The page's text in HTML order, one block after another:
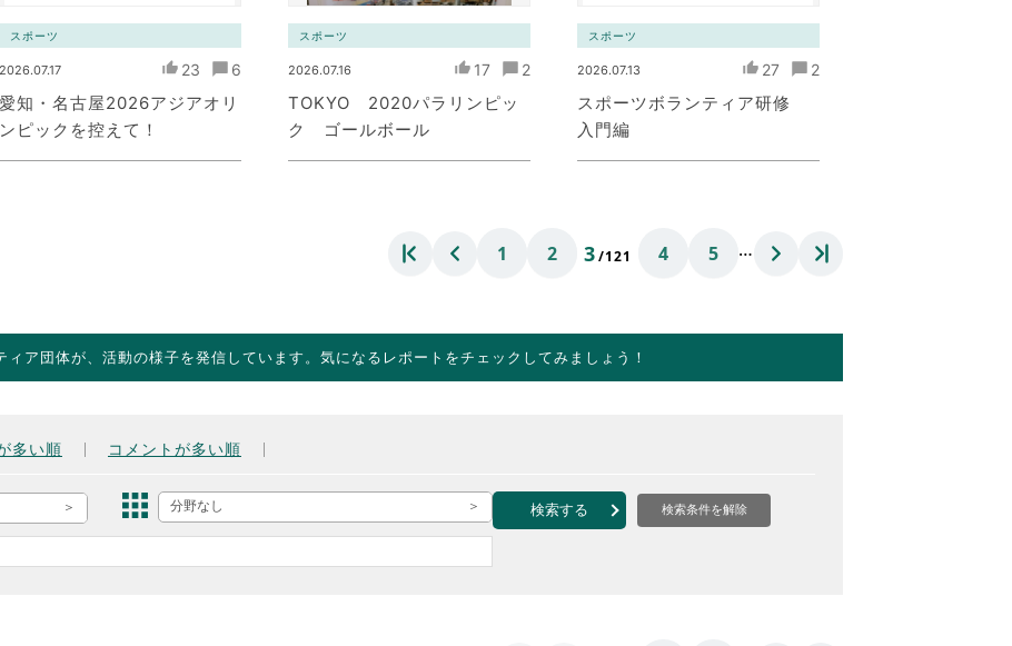
スポーツ
2026.07.17 23 6
愛知・名古屋2026アジアオリ
ンピックを控えて！
スポーツ
2026.07.16 17 2
TOKYO 2020パラリンピッ
ク ゴールボール
スポーツ
2026.07.13 27 2
スポーツボランティア研修
入門編
1 2 3/121 4 5 …
ィア団体が、活動の様子を発信しています。気になるレポートをチェックしてみましょう！
多い順 コメントが多い順
分野なし 検索する 検索条件を解除